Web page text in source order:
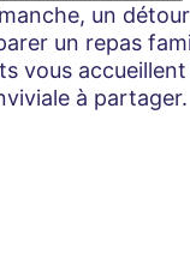
un
un repas
vous
à partager.